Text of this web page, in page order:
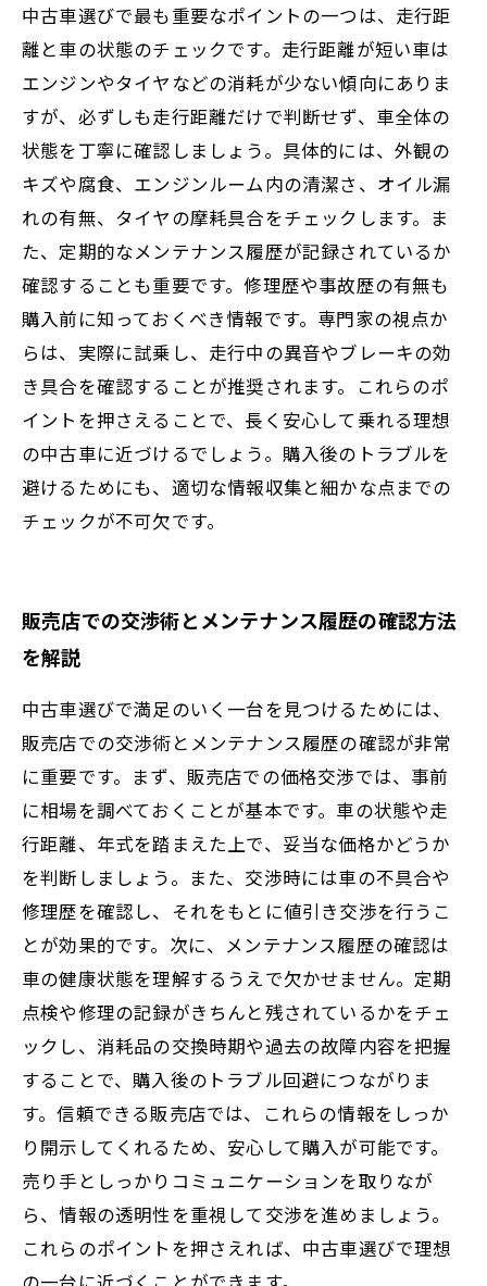
中古車選びで最も重要なポイントの一つは、走行距
離と車の状態のチェックです。走行距離が短い車は
エンジンやタイヤなどの消耗が少ない傾向にありま
すが、必ずしも走行距離だけで判断せず、車全体の
状態を丁寧に確認しましょう。具体的には、外観の
キズや腐食、エンジンルーム内の清潔さ、オイル漏
れの有無、タイヤの摩耗具合をチェックします。ま
た、定期的なメンテナンス履歴が記録されているか
確認することも重要です。修理歴や事故歴の有無も
購入前に知っておくべき情報です。専門家の視点か
らは、実際に試乗し、走行中の異音やブレーキの効
き具合を確認することが推奨されます。これらのポ
イントを押さえることで、長く安心して乗れる理想
の中古車に近づけるでしょう。購入後のトラブルを
避けるためにも、適切な情報収集と細かな点までの
チェックが不可欠です。
販売店での交渉術とメンテナンス履歴の確認方法
を解説
中古車選びで満足のいく一台を見つけるためには、
販売店での交渉術とメンテナンス履歴の確認が非常
に重要です。まず、販売店での価格交渉では、事前
に相場を調べておくことが基本です。車の状態や走
行距離、年式を踏まえた上で、妥当な価格かどうか
を判断しましょう。また、交渉時には車の不具合や
修理歴を確認し、それをもとに値引き交渉を行うこ
とが効果的です。次に、メンテナンス履歴の確認は
車の健康状態を理解するうえで欠かせません。定期
点検や修理の記録がきちんと残されているかをチェ
ックし、消耗品の交換時期や過去の故障内容を把握
することで、購入後のトラブル回避につながりま
す。信頼できる販売店では、これらの情報をしっか
り開示してくれるため、安心して購入が可能です。
売り手としっかりコミュニケーションを取りなが
ら、情報の透明性を重視して交渉を進めましょう。
これらのポイントを押さえれば、中古車選びで理想